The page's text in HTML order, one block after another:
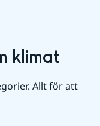
klimat
Allt för att